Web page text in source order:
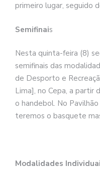
primeiro lugar, seguido
Semifinais
Nesta quinta-feira (8)
semifinais das
de Desporto e
Lima], no Cepa, a partir
o handebol. No
teremos o basquete
Modalidades